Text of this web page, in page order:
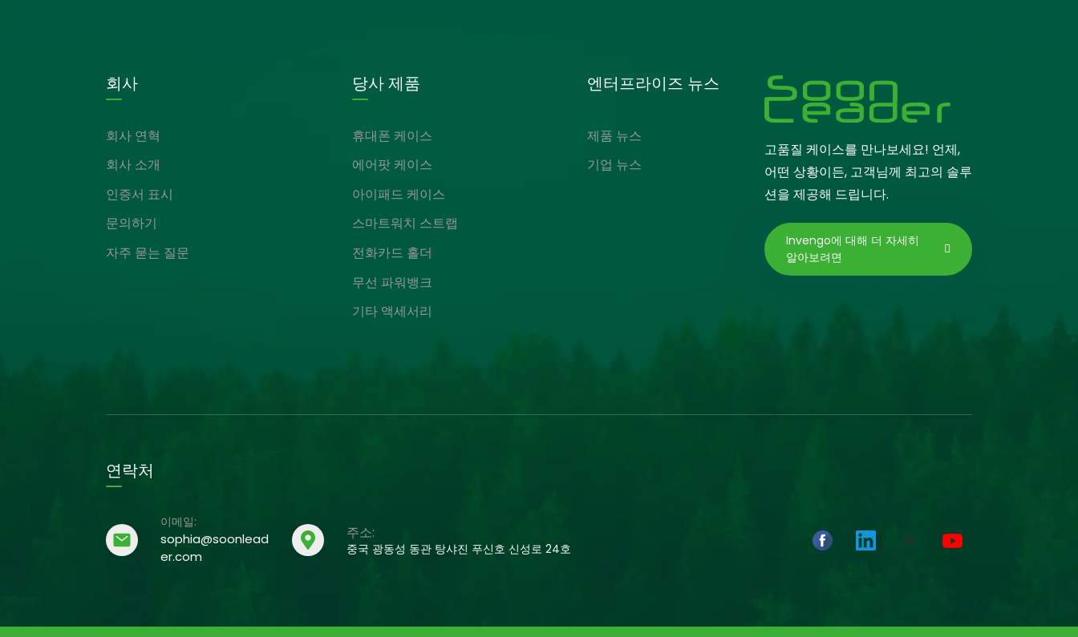
회사
회사 연혁
회사 소개
인증서 표시
문의하기
자주 묻는 질문
당사 제품
휴대폰 케이스
에어팟 케이스
아이패드 케이스
스마트워치 스트랩
전화카드 홀더
무선 파워뱅크
기타 액세서리
엔터프라이즈 뉴스
제품 뉴스
기업 뉴스
고품질 케이스를 만나보세요! 언제,
어떤 상황이든, 고객님께 최고의 솔루
션을 제공해 드립니다.
Invengo에 대해 더 자세히
알아보려면
연락처
이메일:
sophia@soonlead
er.com
주소:
중국 광동성 동관 탕샤진 푸신호 신성로 24호